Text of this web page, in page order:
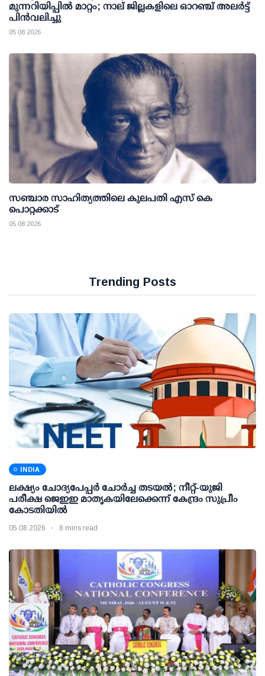
മുന്നറിയിപ്പിൽ മാറ്റം; നാല് ജില്ലകളിലെ ഓറഞ്ച് അലർട്ട്
പിൻവലിച്ചു
05 08 2026
സഞ്ചാര സാഹിത്യത്തിലെ കുലപതി എസ് കെ
പൊറ്റക്കാട്
05 08 2026
Trending Posts
INDIA
ലക്ഷ്യം ചോദ്യപേപ്പര്‍ ചോര്‍ച്ച തടയല്‍; നീറ്റ്-യുജി
പരീക്ഷ ജെഇഇ മാതൃകയിലേക്കെന്ന് കേന്ദ്രം സുപ്രീം
കോടതിയില്‍
05 08 2026 8 mins read